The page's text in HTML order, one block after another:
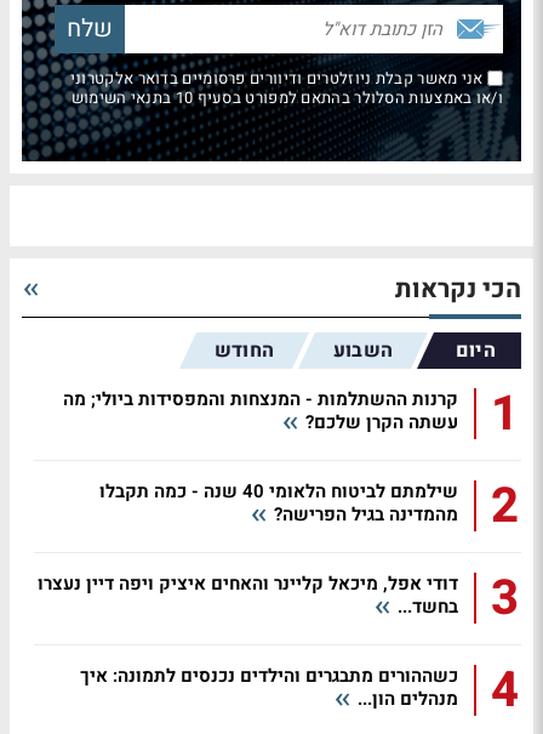
אני מאשר קבלת ניוזלטרים ודיוורים פרסומיים בדואר אלקטרוני
ו/או באמצעות הסלולר בהתאם למפורט בסעיף 10 בתנאי השימוש
הכי נקראות
היום השבוע החודש
1
קרנות ההשתלמות - המנצחות והמפסידות ביולי; מה
עשתה הקרן שלכם?
2
שילמתם לביטוח הלאומי 40 שנה - כמה תקבלו
מהמדינה בגיל הפרישה?
3
דודי אפל, מיכאל קליינר והאחים איציק ויפה דיין נעצרו
בחשד...
4
כשההורים מתבגרים והילדים נכנסים לתמונה: איך
מנהלים הון...